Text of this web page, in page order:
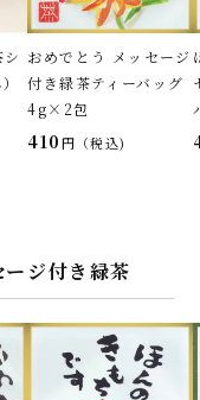
おめでとう メッセージ
付き緑茶ティーバッグ
4g×2包
410 税込
ジ付き緑茶